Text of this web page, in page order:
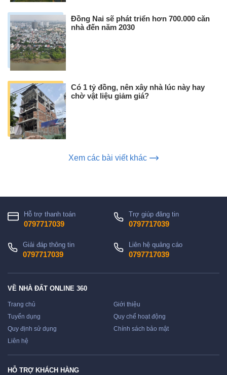
Đồng Nai sẽ phát triển hơn 700.000 căn
nhà đến năm 2030
Có 1 tỷ đồng, nên xây nhà lúc này hay
chờ vật liệu giảm giá?
Xem các bài viết khác
Hỗ trợ thanh toán
0797717039
Trợ giúp đăng tin
0797717039
Giải đáp thông tin
0797717039
Liên hệ quảng cáo
0797717039
VỀ NHÀ ĐẤT ONLINE 360
Trang chủ
Giới thiệu
Tuyển dụng
Quy chế hoạt động
Quy định sử dụng
Chính sách bảo mật
Liên hệ
HỖ TRỢ KHÁCH HÀNG